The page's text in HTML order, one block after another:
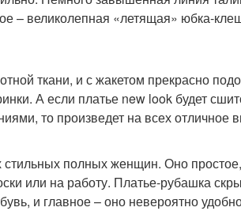
– великолепная «летящая» юбка-
ткани, и с жакетом прекрасно
А если платье new look будет
то произведет на всех отличное
полных женщин. Оно
или на работу. Платье-рубашка
и главное – оно невероятно